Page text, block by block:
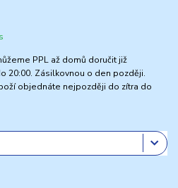
PPL až domů doručit již
20:00. Zásilkovnou o den později.
objednáte nejpozději do zítra do